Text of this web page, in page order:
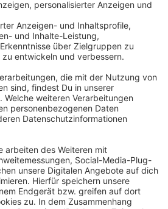
von hier:
Leverkusen knacken Rekord
Haushaltssperre trifft
Rheinbrücke: Verletzte